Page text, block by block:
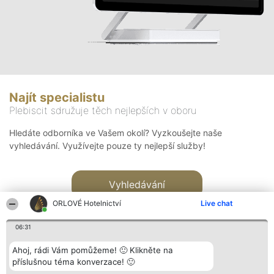
ORLOVÉ Hotelnictví Live chat
06:31
Ahoj, rádi Vám pomůžeme! 🙂 Klikněte na
příslušnou téma konverzace! 🙂
Najít specialistu
Plebiscit sdružuje těch nejlepších v oboru
Hledáte odborníka ve Vašem okolí? Vyzkoušejte naše
vyhledávání. Využívejte pouze ty nejlepší služby!
Vyhledávání